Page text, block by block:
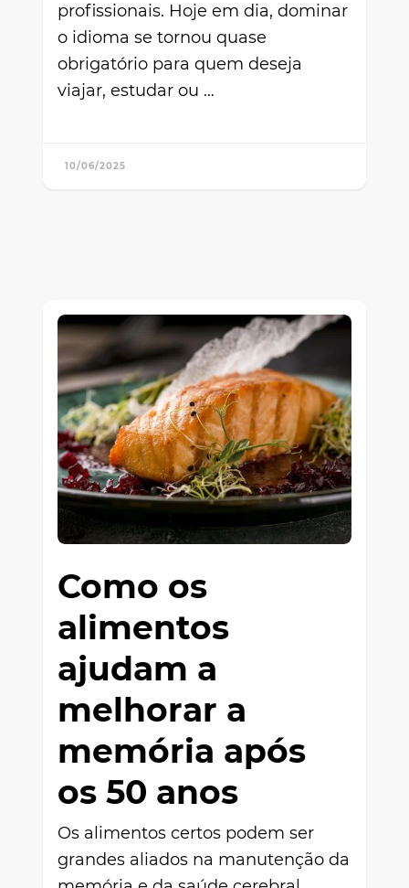
profissionais. Hoje em dia, dominar
o idioma se tornou quase
obrigatório para quem deseja
viajar, estudar ou …
10/06/2025
Como os
alimentos
ajudam a
melhorar a
memória após
os 50 anos
Os alimentos certos podem ser
grandes aliados na manutenção da